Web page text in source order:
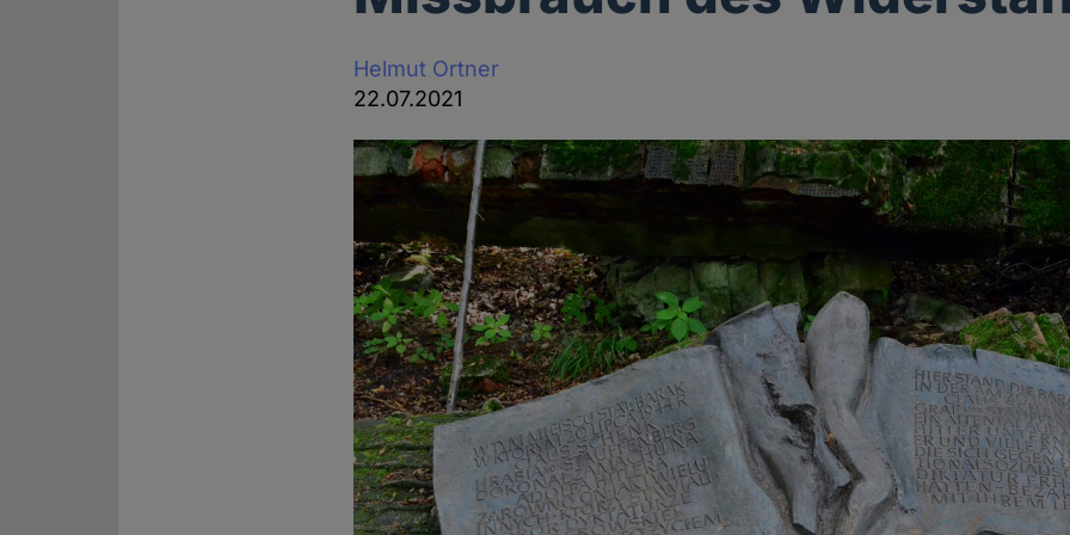
Helmut Ortner
22.07.2021